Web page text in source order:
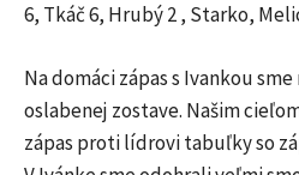
6, Tkáč 6, Hrubý 2 , Starko,
Na domáci zápas s Ivankou
oslabenej zostave. Našim
zápas proti lídrovi tabuľky so